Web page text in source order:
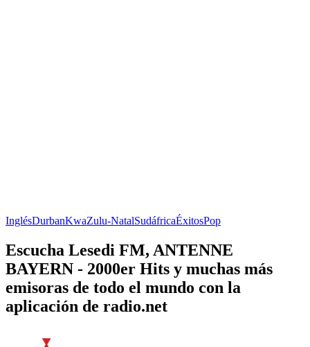
InglésDurbanKwaZulu-NatalSudáfricaÉxitosPop
Escucha Lesedi FM, ANTENNE
BAYERN - 2000er Hits y muchas más
emisoras de todo el mundo con la
aplicación de radio.net